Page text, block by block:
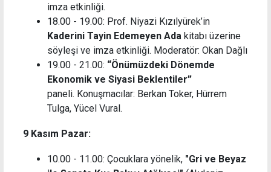
imza etkinliği.
18.00 - 19.00: Prof. Niyazi Kızılyürek’in
Kaderini Tayin Edemeyen Ada kitabı üzerine
söyleşi ve imza etkinliği. Moderatör: Okan Dağlı
19.00 - 21.00: “Önümüzdeki Dönemde
Ekonomik ve Siyasi Beklentiler”
paneli. Konuşmacılar: Berkan Toker, Hürrem
Tulga, Yücel Vural.
9 Kasım Pazar:
10.00 - 11.00: Çocuklara yönelik, "Gri ve Beyaz